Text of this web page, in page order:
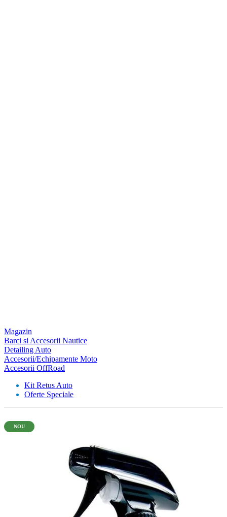
Magazin
Barci si Accesorii Nautice
Detailing Auto
Accesorii/Echipamente Moto
Accesorii OffRoad
Kit Retus Auto
Oferte Speciale
NOU